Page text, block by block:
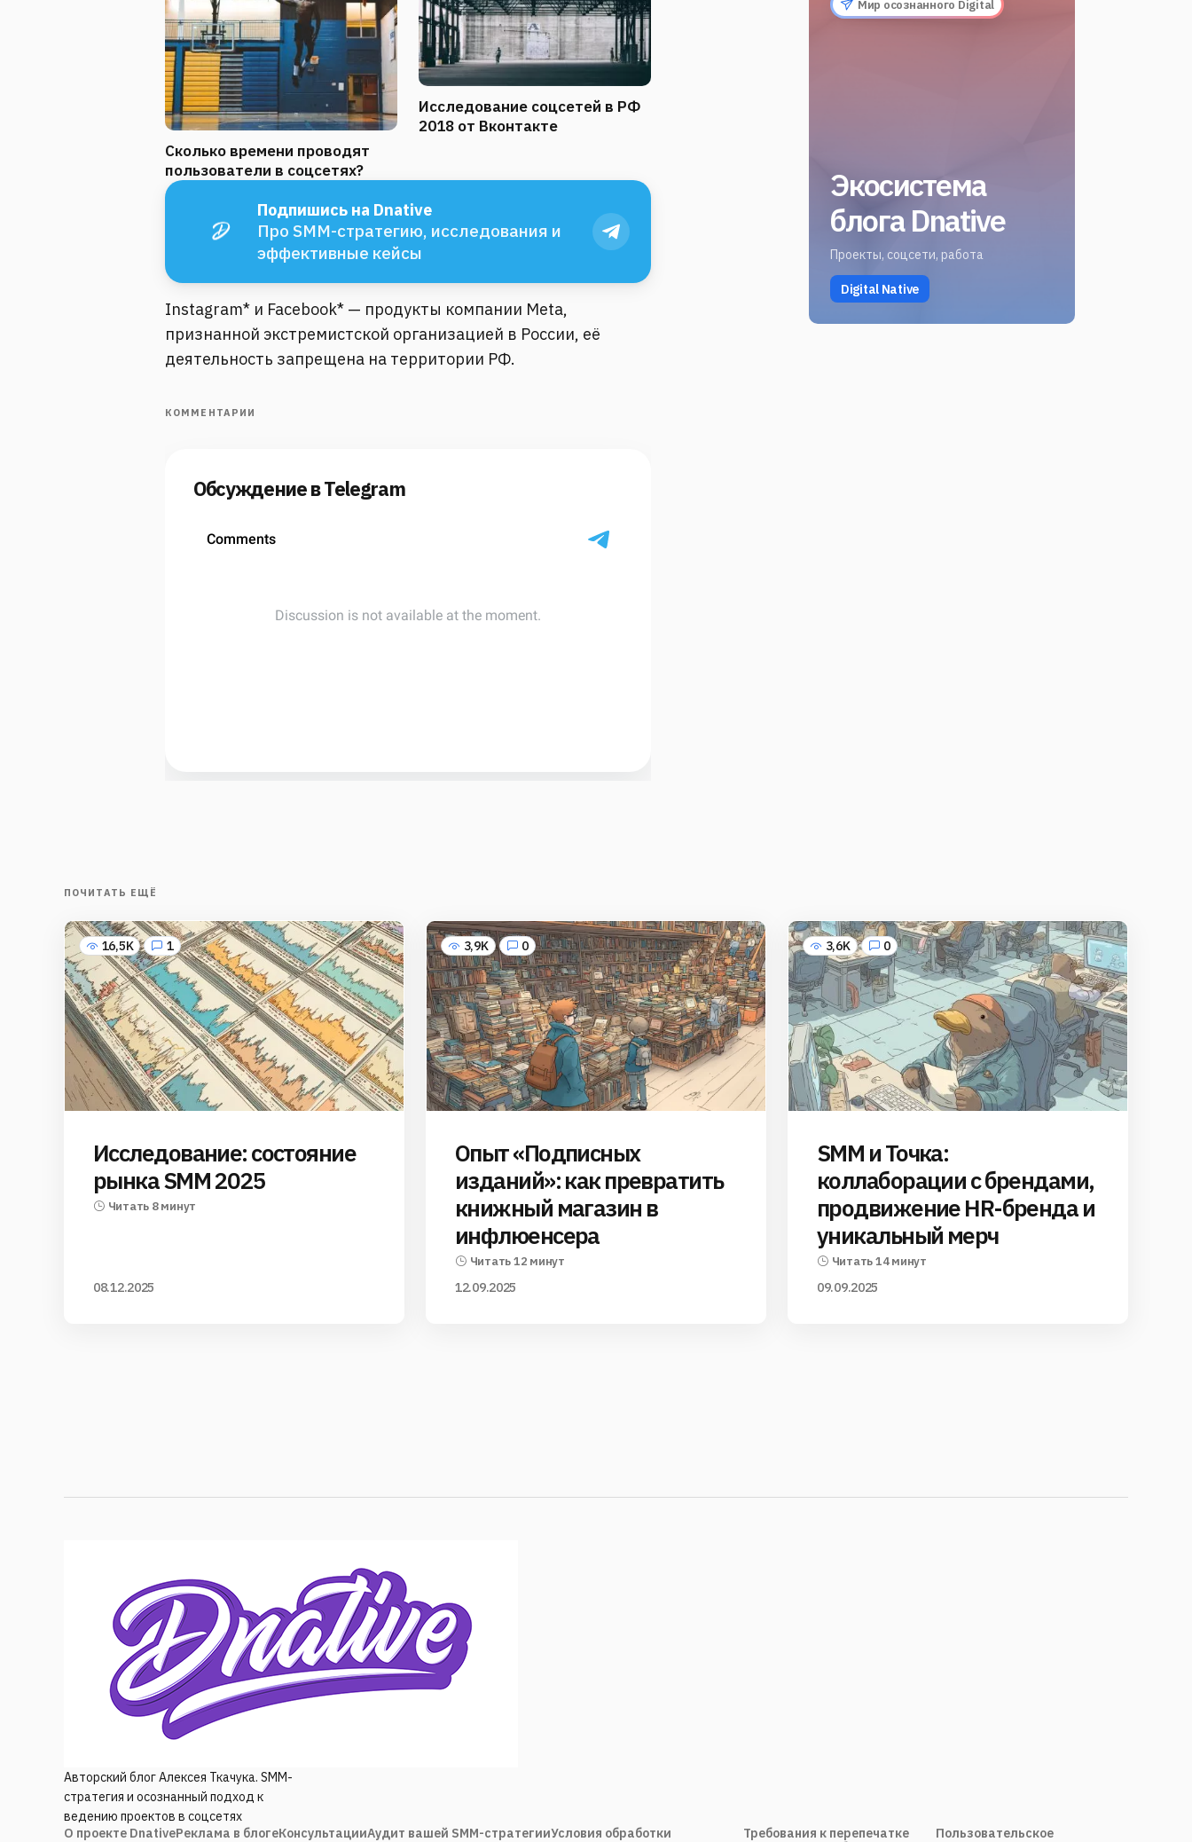
Сколько времени проводят
пользователи в соцсетях?
Исследование соцсетей в РФ
2018 от Вконтакте
Подпишись на Dnative
Про SMM-стратегию, исследования и
эффективные кейсы
Instagram* и Facebook* — продукты компании Meta,
признанной экстремистской организацией в России, её
деятельность запрещена на территории РФ.
КОММЕНТАРИИ
Обсуждение в Telegram
Мир осознанного Digital
Экосистема
блога Dnative
Проекты, соцсети, работа
Digital Native
ПОЧИТАТЬ ЕЩЁ
16,5K 1
Исследование: состояние
рынка SMM 2025
Читать 8 минут
08.12.2025
3,9K 0
Опыт «Подписных
изданий»: как превратить
книжный магазин в
инфлюенсера
Читать 12 минут
12.09.2025
3,6K 0
SMM и Точка:
коллаборации с брендами,
продвижение HR-бренда и
уникальный мерч
Читать 14 минут
09.09.2025
Авторский блог Алексея Ткачука. SMM-
стратегия и осознанный подход к
ведению проектов в соцсетях
О проекте DnativeРеклама в блогеКонсультацииАудит вашей SMM-стратегииУсловия обработки
Требования к перепечатке
Пользовательское